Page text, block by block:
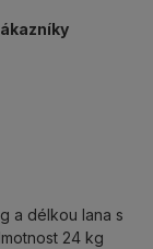
a délkou lana s
24 kg